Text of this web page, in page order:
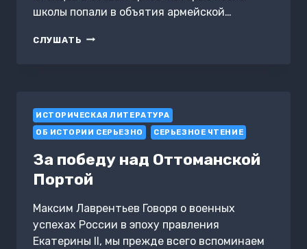
школы попали в объятия армейской…
СЛУШАТЬ КВТИУ.
ИСТОРИЧЕСКАЯ ЛИТЕРАТУРА
ОБ ИСТОРИИ СЕРЬЕЗНО
СЕРЬЕЗНОЕ ЧТЕНИЕ
За победу над Оттоманской
Портой
Максим Лаврентьев Говоря о военных
успехах России в эпоху правления
Екатерины II, мы прежде всего вспоминаем